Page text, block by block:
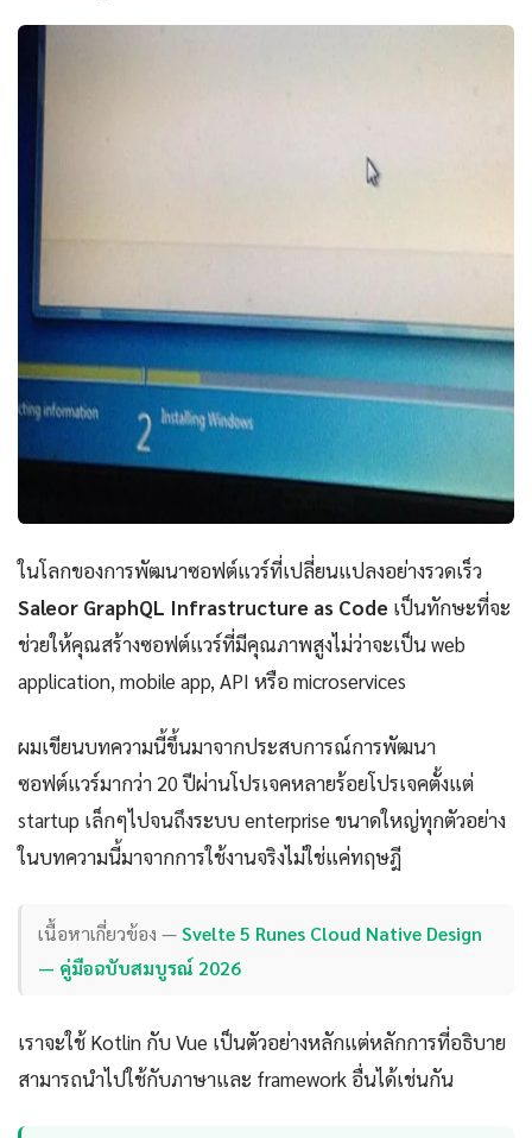
ในโลกของการพัฒนาซอฟต์แวร์ที่เปลี่ยนแปลงอย่างรวดเร็ว
Saleor GraphQL Infrastructure as Code เป็นทักษะที่จะ
ช่วยให้คุณสร้างซอฟต์แวร์ที่มีคุณภาพสูงไม่ว่าจะเป็น web
application, mobile app, API หรือ microservices
ผมเขียนบทความนี้ขึ้นมาจากประสบการณ์การพัฒนา
ซอฟต์แวร์มากว่า 20 ปีผ่านโปรเจคหลายร้อยโปรเจคตั้งแต่
startup เล็กๆไปจนถึงระบบ enterprise ขนาดใหญ่ทุกตัวอย่าง
ในบทความนี้มาจากการใช้งานจริงไม่ใช่แค่ทฤษฎี
เนื้อหาเกี่ยวข้อง —Svelte 5 Runes Cloud Native Design
— คู่มือฉบับสมบูรณ์ 2026
เราจะใช้ Kotlin กับ Vue เป็นตัวอย่างหลักแต่หลักการที่อธิบาย
สามารถนำไปใช้กับภาษาและ framework อื่นได้เช่นกัน